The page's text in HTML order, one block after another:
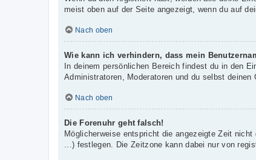
meist oben auf der Seite angezeigt, wenn du auf
Nach oben
Wie kann ich verhindern, dass mein
In deinem persönlichen Bereich findest du in den
Administratoren, Moderatoren und du selbst
Nach oben
Die Forenuhr geht falsch!
Möglicherweise entspricht die angezeigte Zeit
...) festlegen. Die Zeitzone kann dabei nur von